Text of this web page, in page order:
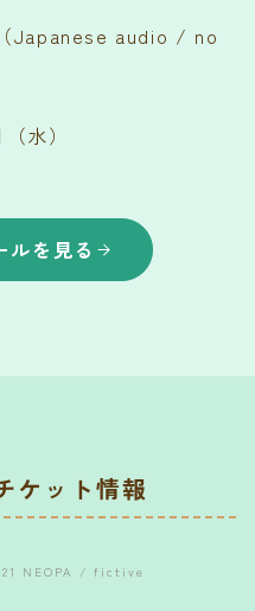
Japanese audio / no
水）
ルを見る
ケット情報
NEOPA / fictive